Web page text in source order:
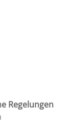
Regelungen